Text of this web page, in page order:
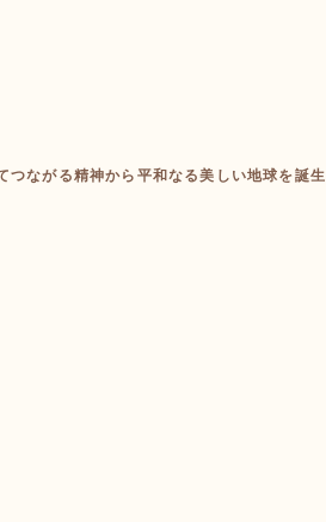
ながる精神から平和なる美しい地球を誕生